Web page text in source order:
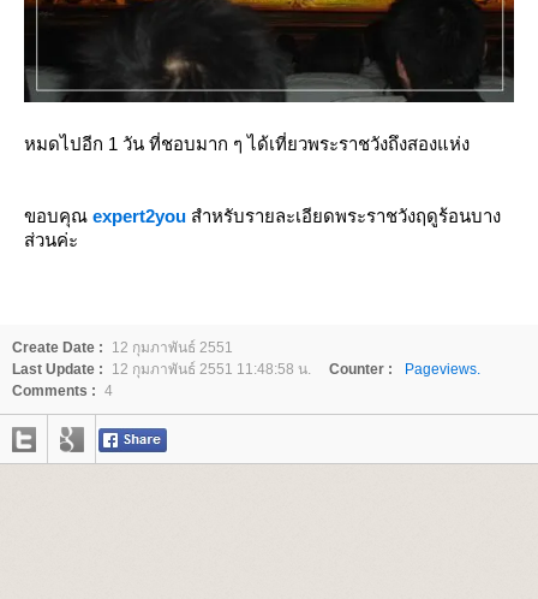
หมดไปอีก 1 วัน ที่ชอบมาก ๆ ได้เที่ยวพระราชวังถึงสองแห่ง
ขอบคุณ expert2you สำหรับรายละเอียดพระราชวังฤดูร้อนบาง
ส่วนค่ะ
Create Date :
12 กุมภาพันธ์ 2551
Last Update :
12 กุมภาพันธ์ 2551 11:48:58 น. Counter :
Pageviews.
Comments : 4